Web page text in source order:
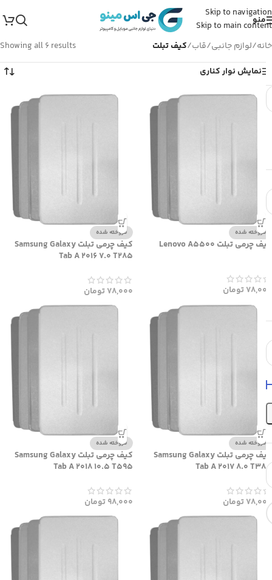
Skip to navigation
Skip to main content
منو
خانه/لوازم جانبی/قاب/کیف تبلت
Showing all 6 results
نمایش نوار کناری
فروخته شده
کیف چرمی تبلت Lenovo A5500
78,000تومان
فروخته شده
کیف چرمی تبلت Samsung Galaxy
Tab A 2016 7.0 T285
78,000تومان
فروخته شده
کیف چرمی تبلت Samsung Galaxy
Tab A 2017 8.0 T385
78,000تومان
فروخته شده
کیف چرمی تبلت Samsung Galaxy
Tab A 2018 10.5 T595
98,000تومان